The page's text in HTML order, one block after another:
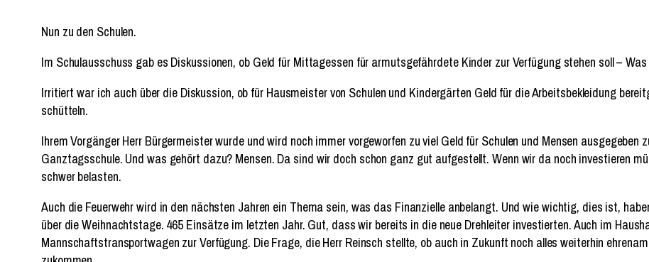
Nun zu den Schulen.
Im Schulausschuss gab es Diskussionen, ob Geld für Mittagessen für armutsgefährdete Kinder zur Verfügung stehen soll –
Irritiert war ich auch über die Diskussion, ob für Hausmeister von Schulen und Kindergärten Geld für die Arbeitsbekleidung
schütteln.
Ihrem Vorgänger Herr Bürgermeister wurde und wird noch immer vorgeworfen zu viel Geld für Schulen und Mensen ausgegeben
Ganztagsschule. Und was gehört dazu? Mensen. Da sind wir doch schon ganz gut aufgestellt. Wenn wir da noch investieren
schwer belasten.
Auch die Feuerwehr wird in den nächsten Jahren ein Thema sein, was das Finanzielle anbelangt. Und wie wichtig, dies ist,
über die Weihnachtstage. 465 Einsätze im letzten Jahr. Gut, dass wir bereits in die neue Drehleiter investierten. Auch im
Mannschaftstransportwagen zur Verfügung. Die Frage, die Herr Reinsch stellte, ob auch in Zukunft noch alles weiterhin